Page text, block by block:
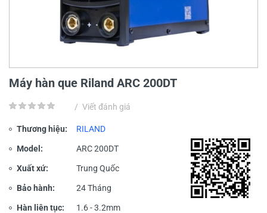
Máy hàn que Riland ARC 200DT
/ Viết đánh giá
Thương hiệu: RILAND
Model: ARC 200DT
Xuất xứ: Trung Quốc
Bảo hành: 24 Tháng
Hàn liên tục: 1.6 - 3.2mm